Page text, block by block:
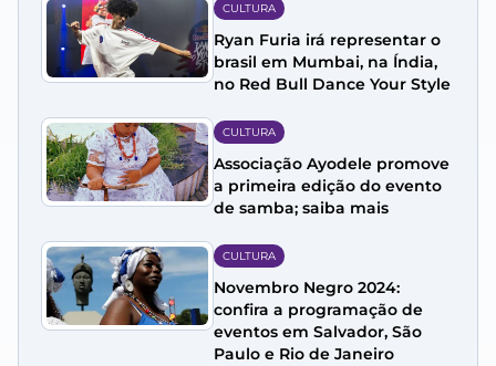
CULTURA
Ryan Furia irá representar o
brasil em Mumbai, na Índia,
no Red Bull Dance Your Style
CULTURA
Associação Ayodele promove
a primeira edição do evento
de samba; saiba mais
CULTURA
Novembro Negro 2024:
confira a programação de
eventos em Salvador, São
Paulo e Rio de Janeiro